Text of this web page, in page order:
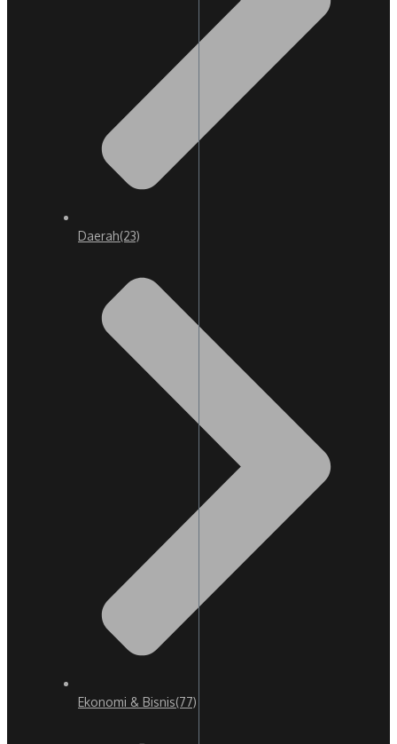
Daerah(23)
Ekonomi & Bisnis(77)